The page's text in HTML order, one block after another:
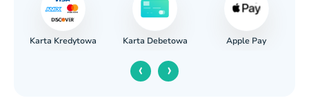
Karta Kredytowa Karta Debetowa Apple Pay
‹ ›